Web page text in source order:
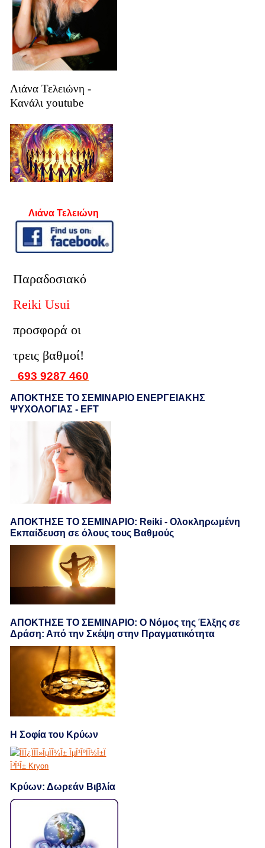
Λιάνα Τελειώνη -
Κανάλι youtube
Λιάνα Τελειώνη
Παραδοσιακό
Reiki Usui
προσφορά οι
τρεις βαθμοί!
693 9287 460
ΑΠΟΚΤΗΣΕ ΤΟ ΣΕΜΙΝΑΡΙΟ ΕΝΕΡΓΕΙΑΚΗΣ
ΨΥΧΟΛΟΓΙΑΣ - EFT
ΑΠΟΚΤΗΣΕ ΤΟ ΣΕΜΙΝΑΡΙΟ: Reiki - Ολοκληρωμένη
Εκπαίδευση σε όλους τους Βαθμούς
ΑΠΟΚΤΗΣΕ ΤΟ ΣΕΜΙΝΑΡΙΟ: Ο Νόμος της Έλξης σε
Δράση: Από την Σκέψη στην Πραγματικότητα
Η Σοφία του Κρύων
Κρύων: Δωρεάν Βιβλία